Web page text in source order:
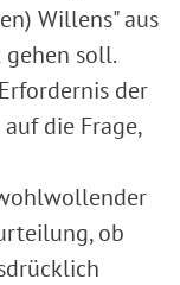
Willens" aus
soll.
der
die Frage,
ob